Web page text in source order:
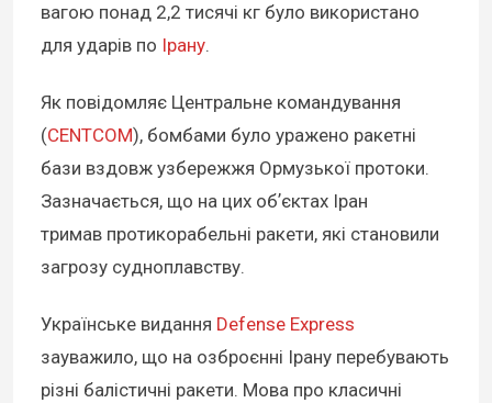
вагою понад 2,2 тисячі кг було використано
для ударів по Ірану.
Як повідомляє Центральне командування
(CENTCOM), бомбами було уражено ракетні
бази вздовж узбережжя Ормузької протоки.
Зазначається, що на цих обʼєктах Іран
тримав протикорабельні ракети, які становили
загрозу судноплавству.
Українське видання Defense Express
зауважило, що на озброєнні Ірану перебувають
різні балістичні ракети. Мова про класичні